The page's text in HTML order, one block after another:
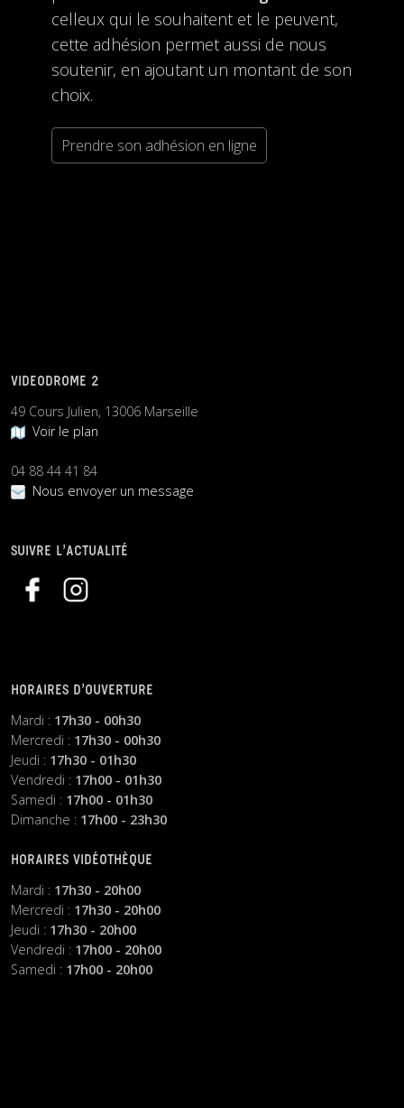
celleux qui le souhaitent et le peuvent,
cette adhésion permet aussi de nous
soutenir, en ajoutant un montant de son
choix.
Prendre son adhésion en ligne
VIDEODROME 2
49 Cours Julien, 13006 Marseille
Voir le plan
04 88 44 41 84
Nous envoyer un message
SUIVRE L’ACTUALITÉ
HORAIRES D’OUVERTURE
Mardi : 17h30 - 00h30
Mercredi : 17h30 - 00h30
Jeudi : 17h30 - 01h30
Vendredi : 17h00 - 01h30
Samedi : 17h00 - 01h30
Dimanche : 17h00 - 23h30
HORAIRES VIDÉOTHÈQUE
Mardi : 17h30 - 20h00
Mercredi : 17h30 - 20h00
Jeudi : 17h30 - 20h00
Vendredi : 17h00 - 20h00
Samedi : 17h00 - 20h00